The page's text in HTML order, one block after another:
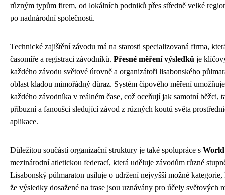
různým typům firem, od lokálních podniků přes středně velké
po nadnárodní společnosti.
Technické zajištění závodu má na starosti specializovaná firma,
časomíře a registraci závodníků. Přesné měření výsledků je
každého závodu světové úrovně a organizátoři lisabonského
oblast kladou mimořádný důraz. Systém čipového měření
každého závodníka v reálném čase, což oceňují jak samotní běžci,
příbuzní a fanoušci sledující závod z různých koutů světa
aplikace.
Důležitou součástí organizační struktury je také spolupráce s
mezinárodní atletickou federací, která uděluje závodům různé
Lisabonský půlmaraton usiluje o udržení nejvyšší možné kategorie,
že výsledky dosažené na trase jsou uznávány pro účely světových